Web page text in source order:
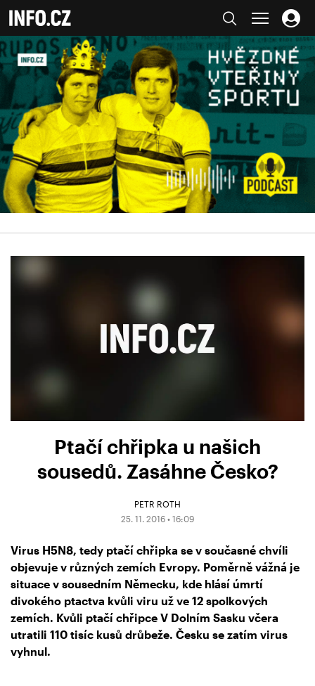
Ptačí chřipka u našich
sousedů. Zasáhne Česko?
PETR ROTH
25. 11. 2016 • 16:09
Virus H5N8, tedy ptačí chřipka se v současné chvíli
objevuje v různých zemích Evropy. Poměrně vážná je
situace v sousedním Německu, kde hlásí úmrtí
divokého ptactva kvůli viru už ve 12 spolkových
zemích. Kvůli ptačí chřipce V Dolním Sasku včera
utratili 110 tisíc kusů drůbeže. Česku se zatím virus
vyhnul.